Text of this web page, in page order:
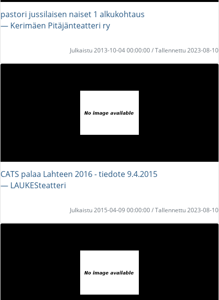
pastori jussilaisen naiset 1 alkukohtaus
― Kerimäen Pitäjänteatteri ry
Julkaistu 2013-10-04 00:00:00 / Tallennettu 2023-08-10
CATS palaa Lahteen 2016 - tiedote 9.4.2015
― LAUKESteatteri
Julkaistu 2015-04-09 00:00:00 / Tallennettu 2023-08-10